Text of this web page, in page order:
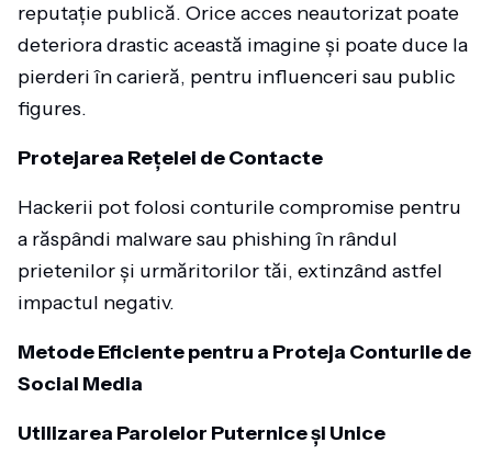
reputație publică. Orice acces neautorizat poate
deteriora drastic această imagine și poate duce la
pierderi în carieră, pentru influenceri sau public
figures.
Protejarea Rețelei de Contacte
Hackerii pot folosi conturile compromise pentru
a răspândi malware sau phishing în rândul
prietenilor și urmăritorilor tăi, extinzând astfel
impactul negativ.
Metode Eficiente pentru a Proteja Conturile de
Social Media
Utilizarea Parolelor Puternice și Unice